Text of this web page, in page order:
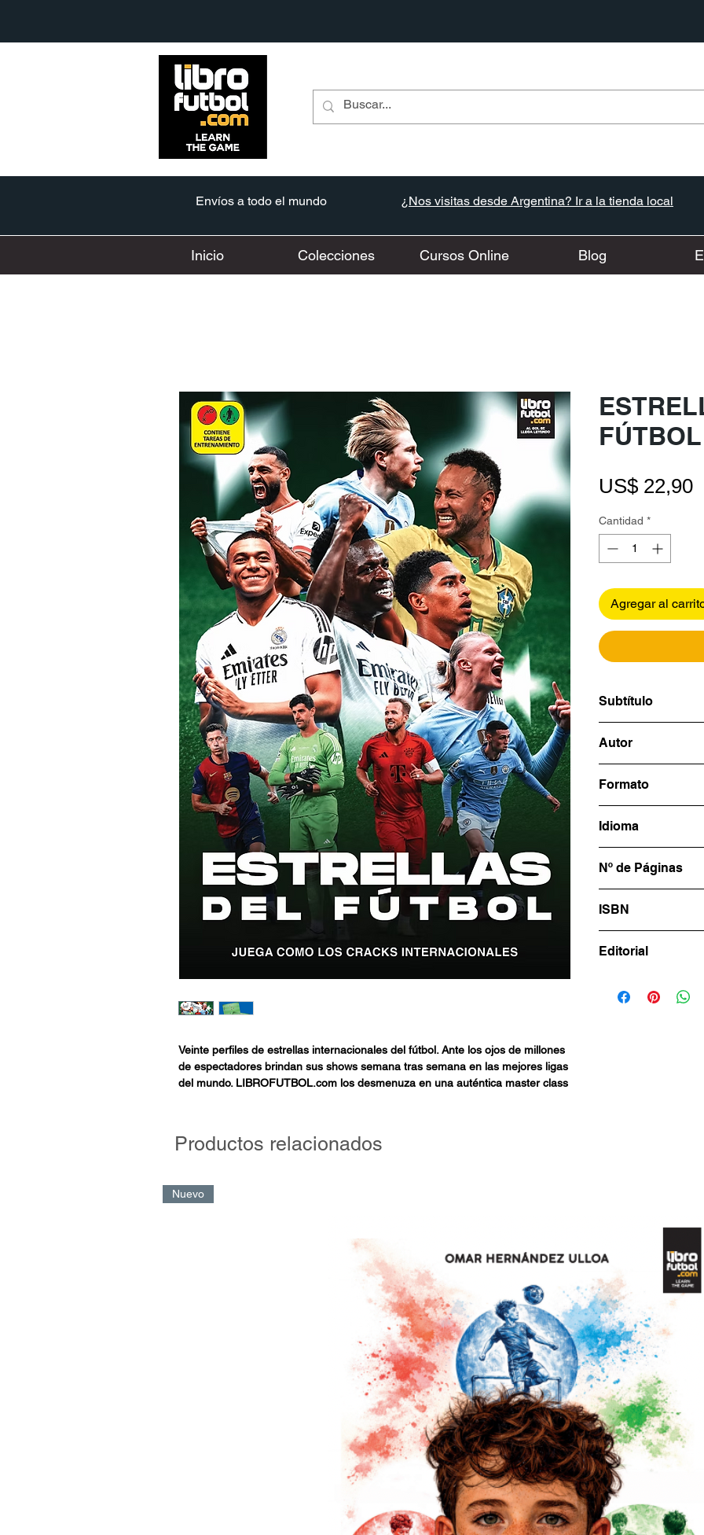
Envíos a todo el mundo ¿Nos visitas desde Argentina? Ir a la tienda local
Inicio Colecciones Cursos Online Blog
Veinte perfiles de estrellas internacionales del fútbol. Ante los ojos de millones
de espectadores brindan sus shows semana tras semana en las mejores ligas
del mundo. LIBROFUTBOL.com los desmenuza en una auténtica master class
FÚTBOL
US$ 22,90
Cantidad *
Agregar al
Subtítulo
Autor
Formato
Idioma
Nº de Páginas
ISBN
Editorial
Productos relacionados
Nuevo